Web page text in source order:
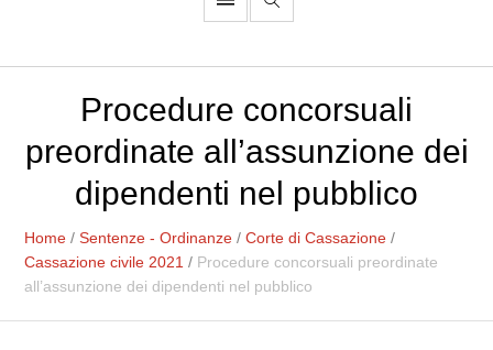
Procedure concorsuali
preordinate all’assunzione dei
dipendenti nel pubblico
Home /Sentenze - Ordinanze /Corte di Cassazione /
Cassazione civile 2021 / Procedure concorsuali preordinate
all’assunzione dei dipendenti nel pubblico